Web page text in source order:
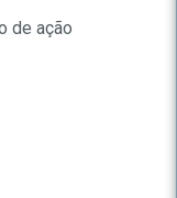
de ação